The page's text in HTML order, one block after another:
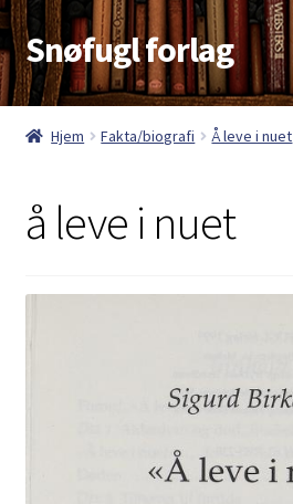
Hopp
til
navigasjon
Hopp
til
innhold
Snøfugl forlag
Hjem
Antikvariske bøker
Kasse
Hjem Fakta/biografi Å leve i nuet
å leve i nuet